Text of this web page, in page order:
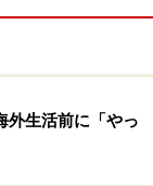
てはいけませ
が待っている」
外生活前に「やっ